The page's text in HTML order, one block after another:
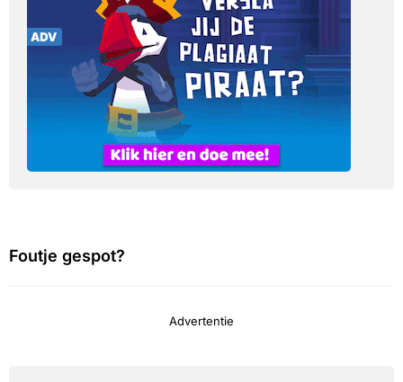
Foutje gespot?
Advertentie